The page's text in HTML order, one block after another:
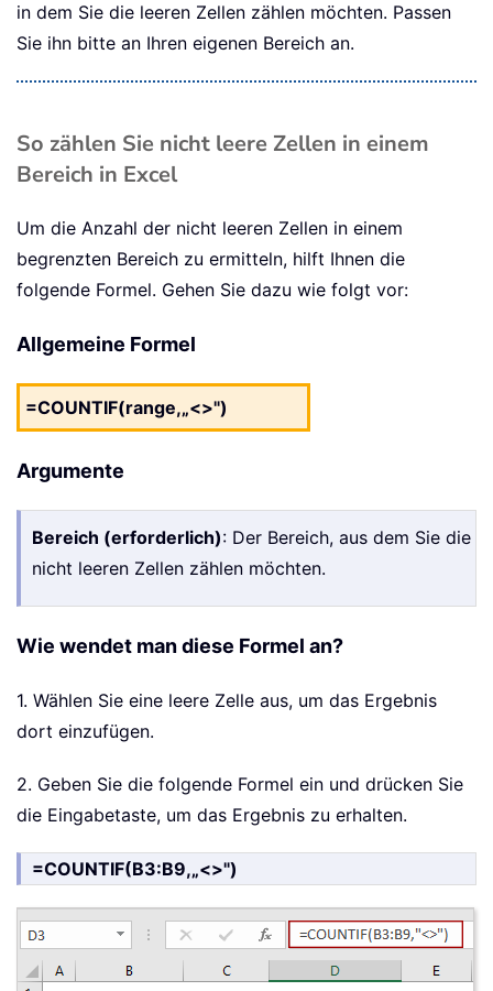
in dem Sie die leeren Zellen zählen möchten. Passen
Sie ihn bitte an Ihren eigenen Bereich an.
So zählen Sie nicht leere Zellen in einem
Bereich in Excel
Um die Anzahl der nicht leeren Zellen in einem
begrenzten Bereich zu ermitteln, hilft Ihnen die
folgende Formel. Gehen Sie dazu wie folgt vor:
Allgemeine Formel
=COUNTIF(range,„<>")
Argumente
Bereich (erforderlich): Der Bereich, aus dem Sie die
nicht leeren Zellen zählen möchten.
Wie wendet man diese Formel an?
1. Wählen Sie eine leere Zelle aus, um das Ergebnis
dort einzufügen.
2. Geben Sie die folgende Formel ein und drücken Sie
die Eingabetaste, um das Ergebnis zu erhalten.
=COUNTIF(B3:B9,„<>")